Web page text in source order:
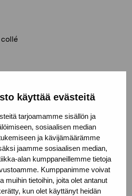
käyttää evästeitä
tarjoamamme sisällön ja
sosiaalisen median
ja kävijämäärämme
jaamme sosiaalisen median,
alan kumppaneillemme tietoja
Kumppanimme voivat
muihin tietoihin, joita olet antanut
kun olet käyttänyt heidän